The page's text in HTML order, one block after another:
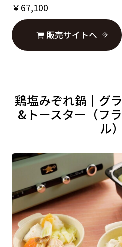
￥67,100
販売サイトへ
鶏塩みぞれ鍋｜グ
&トースター（フ
ル）